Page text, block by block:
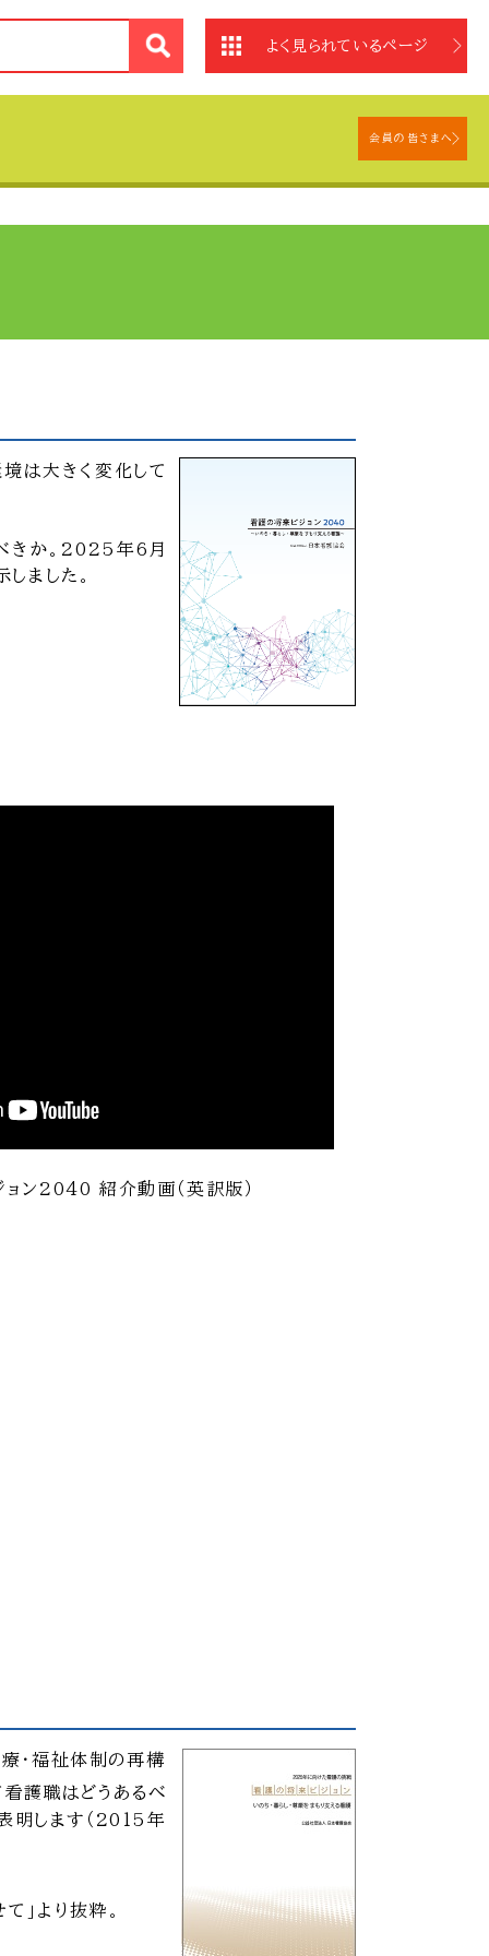
よく見られているページ
会員の皆さまへ
は大きく変化して
きか。2025年6月
ました。
ン2040 紹介動画（英訳版）
・福祉体制の再構
護職はどうあるべ
明します（2015年
」より抜粋。